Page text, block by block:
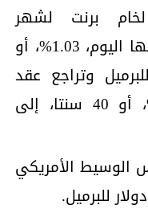
برنت لشهر
أغسطس، التي تنتهي صلاحيتها اليوم، 1.03%، أو
72.40 دولار للبرميل وتراجع عقد
سبتمبر، الأكثر تداولا، 0.54%، أو 40 سنتا، إلى
الأمريكي